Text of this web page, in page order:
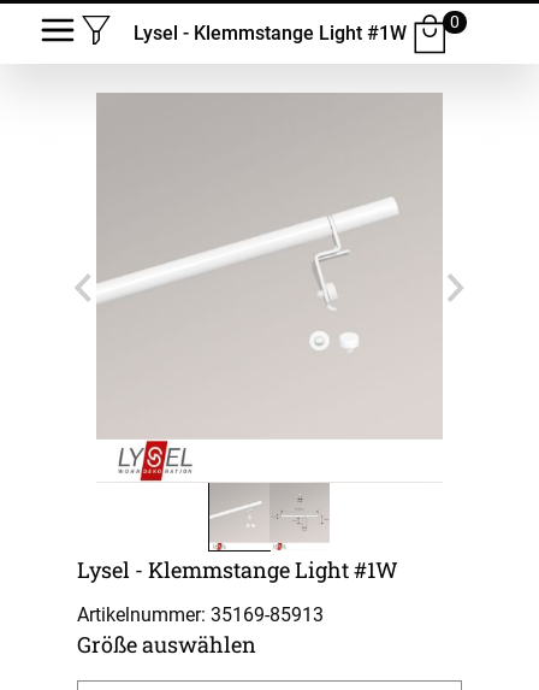
Lysel - Klemmstange Light #1W
0
Lysel - Klemmstange Light #1W
Artikelnummer: 35169-85913
Größe auswählen